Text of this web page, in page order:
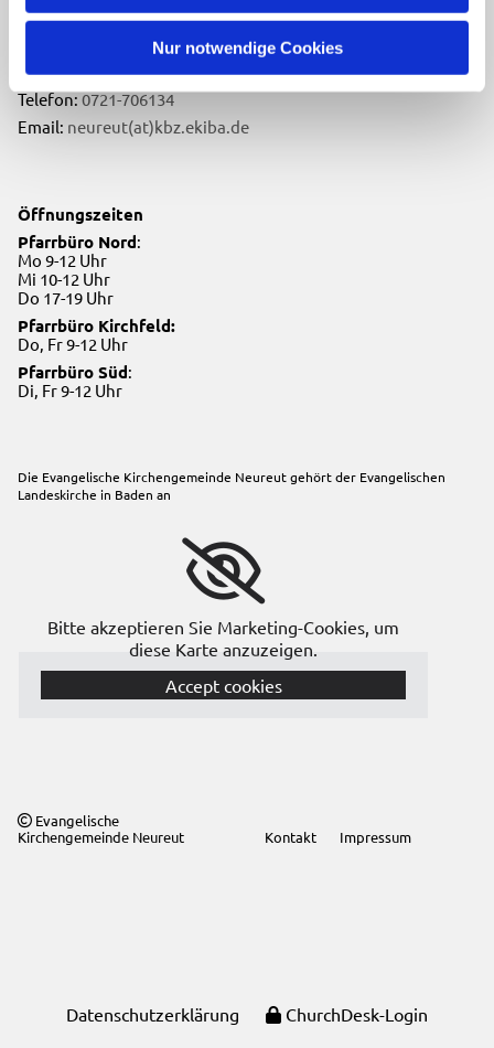
Nur notwendige Cookies
Evangelische Kirchengemeinde Neureut
Neureuter Hauptstraße 260
76149 Karlsruhe
Telefon:0721-706134
Email: neureut(at)kbz.ekiba.de
Öffnungszeiten
Pfarrbüro Nord:
Mo 9-12 Uhr
Mi 10-12 Uhr
Do 17-19 Uhr
Pfarrbüro Kirchfeld:
Do, Fr 9-12 Uhr
Pfarrbüro Süd:
Di, Fr 9-12 Uhr
Die Evangelische Kirchengemeinde Neureut gehört der Evangelischen
Landeskirche in Baden an
Bitte akzeptieren Sie Marketing-Cookies, um
diese Karte anzuzeigen.
Accept cookies
 Evangelische
Kirchengemeinde Neureut
Kontakt Impressum
Datenschutzerklärung ChurchDesk-Login